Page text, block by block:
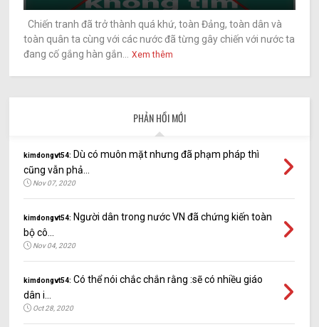
Chiến tranh đã trở thành quá khứ, toàn Đảng, toàn dân và
toàn quân ta cùng với các nước đã từng gây chiến với nước ta
đang cố gắng hàn gắn...
Xem thêm
PHẢN HỒI MỚI
kimdongvt54: Dù có muôn mặt nhưng đã phạm pháp thì
cũng vẫn phả...
Nov 07, 2020
kimdongvt54: Người dân trong nước VN đã chứng kiến toàn
bộ cô...
Nov 04, 2020
kimdongvt54: Có thể nói chắc chắn rằng :sẽ có nhiều giáo
dân i...
Oct 28, 2020